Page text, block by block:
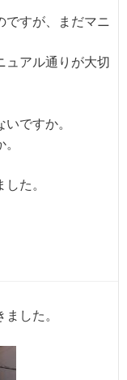
ですが、まだマニ
ュアル通りが大切
ですか。
た。
した。